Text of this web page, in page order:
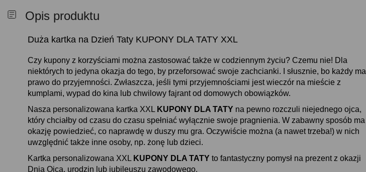
Opis produktu
Duża kartka na Dzień Taty KUPONY DLA TATY XXL
Czy kupony z korzyściami można zastosować także w codziennym życiu? Czemu nie! Dla
niektórych to jedyna okazja do tego, by przeforsować swoje zachcianki. I słusznie, bo każdy ma
prawo do przyjemności. Zwłaszcza, jeśli tymi przyjemnościami jest wieczór na mieście z
kumplami, wypad do kina lub chwilowy fajrant od domowych obowiązków.
Nasza personalizowana kartka XXL KUPONY DLA TATY na pewno rozczuli niejednego ojca,
który chciałby od czasu do czasu spełniać wyłącznie swoje pragnienia. W zabawny sposób ma
okazję powiedzieć, co naprawdę w duszy mu gra. Oczywiście można (a nawet trzeba!) w nich
uwzględnić także inne osoby, np. żonę lub dzieci.
Kartka personalizowana XXL KUPONY DLA TATY to fantastyczny pomysł na prezent z okazji
Dnia Ojca, urodzin lub jubileuszu zawodowego.